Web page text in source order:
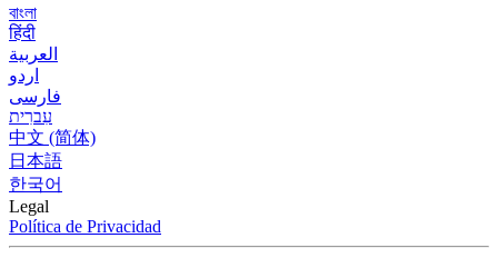
বাংলা
हिंदी
العربية
اردو
فارسی
עִברִית
中文 (简体)
日本語
한국어
Legal
Política de Privacidad